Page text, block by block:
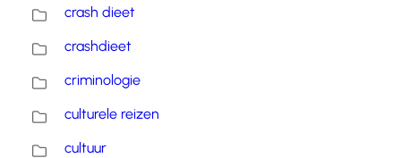
crash dieet
crashdieet
criminologie
culturele reizen
cultuur